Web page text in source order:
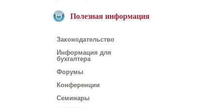
Полезная информация
Законодательство
Информация для
бухгалтера
Форумы
Конференции
Семинары